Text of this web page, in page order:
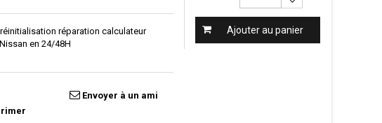
réparation calculateur
en 24/48H
Envoyer à un ami
Ajouter au panier